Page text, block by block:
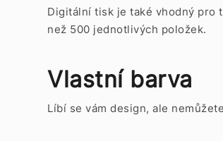
Digitální tisk je také vhodný pro
než 500 jednotlivých položek.
Vlastní barva
Líbí se vám design, ale